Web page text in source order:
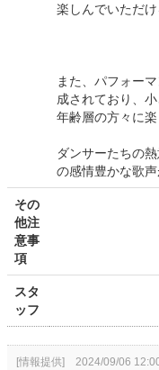
楽しんでいただ
また、パフォー
成されており、
年齢層の方々に
ダンサーたちの
の感情豊かな歌
その
他注
意事
項
スタ
ッフ
[情報提供] 2024/09/06